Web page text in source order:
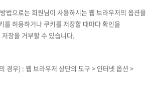
법으로는 회원님이 사용하시는 웹 브라우저의 옵션을
를 허용하거나 쿠키를 저장할 때마다 확인을
장을 거부할 수 있습니다.
경우) : 웹 브라우저 상단의 도구 > 인터넷 옵션 >